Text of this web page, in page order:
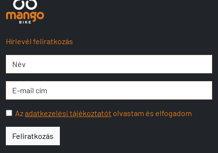
Hírlevél feliratkozás
Azadatkezelési tájékoztatót olvastam és elfogadom
Feliratkozás